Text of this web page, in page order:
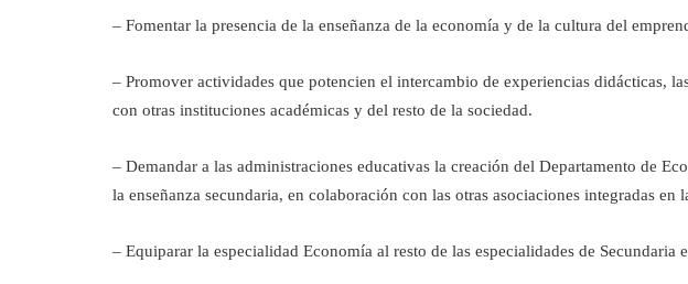
– Fomentar la presencia de la enseñanza de la economía y de la cultura del
– Promover actividades que potencien el intercambio de experiencias didácticas,
con otras instituciones académicas y del resto de la sociedad.
– Demandar a las administraciones educativas la creación del Departamento de
la enseñanza secundaria, en colaboración con las otras asociaciones integradas
– Equiparar la especialidad Economía al resto de las especialidades de